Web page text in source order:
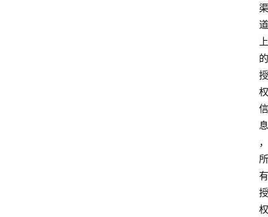
渠
道
上
的
授
权
信
息
，
所
有
授
权